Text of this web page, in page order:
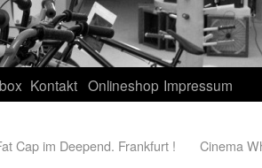
Kontakt Onlineshop Impressum
Cap im Deepend. Frankfurt ! Cinema